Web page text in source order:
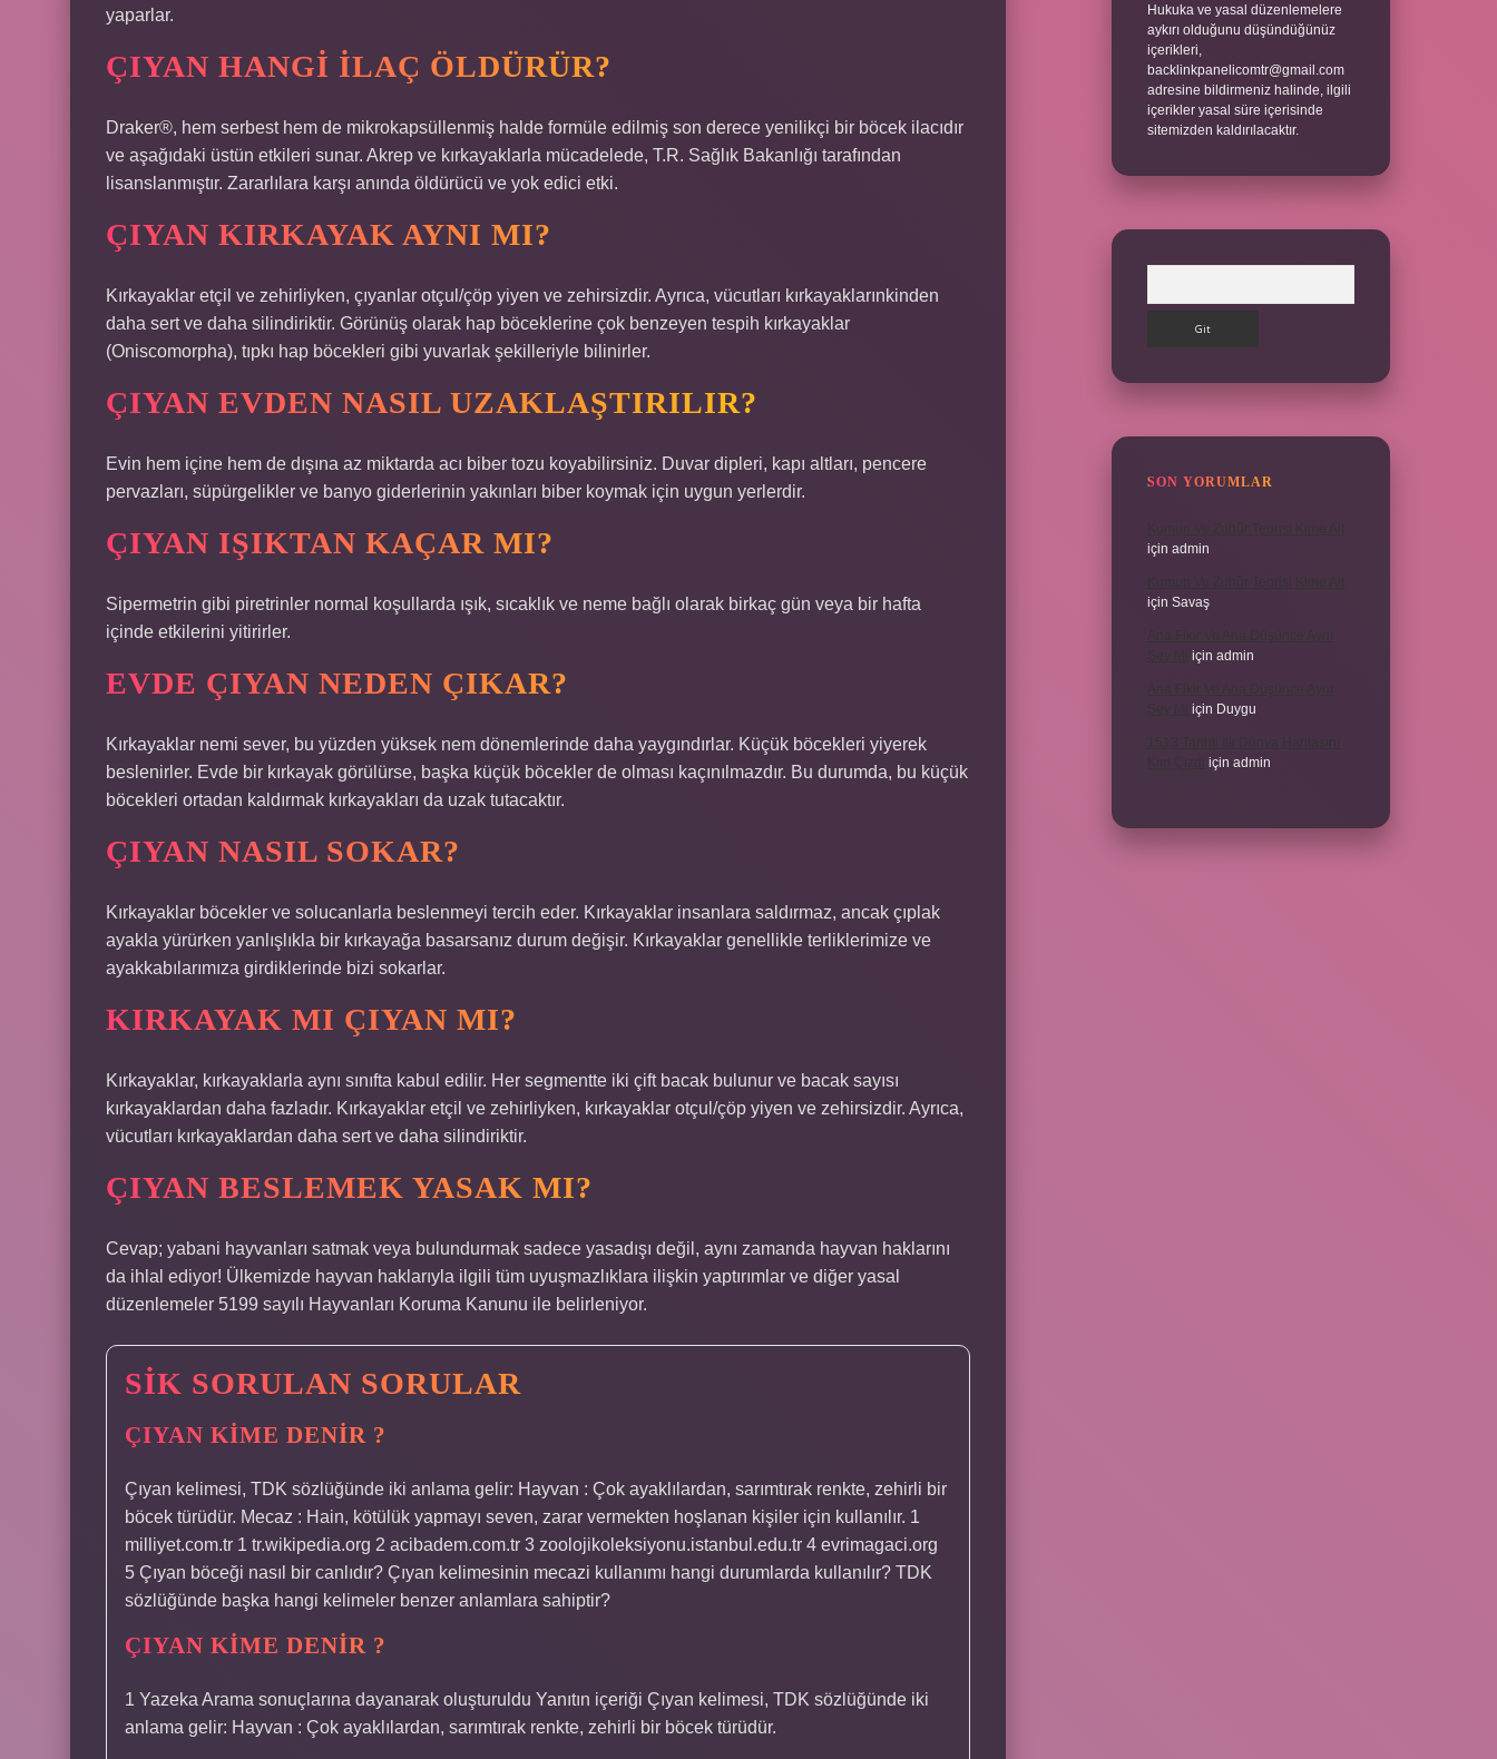
yaparlar.
ÇIYAN HANGI ILAÇ ÖLDÜRÜR?
Draker®, hem serbest hem de mikrokapsüllenmiş halde formüle edilmiş son derece yenilikçi bir böcek ilacıdır
ve aşağıdaki üstün etkileri sunar. Akrep ve kırkayaklarla mücadelede, T.R. Sağlık Bakanlığı tarafından
lisanslanmıştır. Zararlılara karşı anında öldürücü ve yok edici etki.
ÇIYAN KIRKAYAK AYNI MI?
Kırkayaklar etçil ve zehirliyken, çıyanlar otçul/çöp yiyen ve zehirsizdir. Ayrıca, vücutları kırkayaklarınkinden
daha sert ve daha silindiriktir. Görünüş olarak hap böceklerine çok benzeyen tespih kırkayaklar
(Oniscomorpha), tıpkı hap böcekleri gibi yuvarlak şekilleriyle bilinirler.
ÇIYAN EVDEN NASIL UZAKLAŞTIRILIR?
Evin hem içine hem de dışına az miktarda acı biber tozu koyabilirsiniz. Duvar dipleri, kapı altları, pencere
pervazları, süpürgelikler ve banyo giderlerinin yakınları biber koymak için uygun yerlerdir.
ÇIYAN IŞIKTAN KAÇAR MI?
Sipermetrin gibi piretrinler normal koşullarda ışık, sıcaklık ve neme bağlı olarak birkaç gün veya bir hafta
içinde etkilerini yitirirler.
EVDE ÇIYAN NEDEN ÇIKAR?
Kırkayaklar nemi sever, bu yüzden yüksek nem dönemlerinde daha yaygındırlar. Küçük böcekleri yiyerek
beslenirler. Evde bir kırkayak görülürse, başka küçük böcekler de olması kaçınılmazdır. Bu durumda, bu küçük
böcekleri ortadan kaldırmak kırkayakları da uzak tutacaktır.
ÇIYAN NASIL SOKAR?
Kırkayaklar böcekler ve solucanlarla beslenmeyi tercih eder. Kırkayaklar insanlara saldırmaz, ancak çıplak
ayakla yürürken yanlışlıkla bir kırkayağa basarsanız durum değişir. Kırkayaklar genellikle terliklerimize ve
ayakkabılarımıza girdiklerinde bizi sokarlar.
KIRKAYAK MI ÇIYAN MI?
Kırkayaklar, kırkayaklarla aynı sınıfta kabul edilir. Her segmentte iki çift bacak bulunur ve bacak sayısı
kırkayaklardan daha fazladır. Kırkayaklar etçil ve zehirliyken, kırkayaklar otçul/çöp yiyen ve zehirsizdir. Ayrıca,
vücutları kırkayaklardan daha sert ve daha silindiriktir.
ÇIYAN BESLEMEK YASAK MI?
Cevap; yabani hayvanları satmak veya bulundurmak sadece yasadışı değil, aynı zamanda hayvan haklarını
da ihlal ediyor! Ülkemizde hayvan haklarıyla ilgili tüm uyuşmazlıklara ilişkin yaptırımlar ve diğer yasal
düzenlemeler 5199 sayılı Hayvanları Koruma Kanunu ile belirleniyor.
SIK SORULAN SORULAR
ÇIYAN KIME DENIR ?
Çıyan kelimesi, TDK sözlüğünde iki anlama gelir: Hayvan : Çok ayaklılardan, sarımtırak renkte, zehirli bir
böcek türüdür. Mecaz : Hain, kötülük yapmayı seven, zarar vermekten hoşlanan kişiler için kullanılır. 1
milliyet.com.tr 1 tr.wikipedia.org 2 acibadem.com.tr 3 zoolojikoleksiyonu.istanbul.edu.tr 4 evrimagaci.org
5 Çıyan böceği nasıl bir canlıdır? Çıyan kelimesinin mecazi kullanımı hangi durumlarda kullanılır? TDK
sözlüğünde başka hangi kelimeler benzer anlamlara sahiptir?
ÇIYAN KIME DENIR ?
1 Yazeka Arama sonuçlarına dayanarak oluşturuldu Yanıtın içeriği Çıyan kelimesi, TDK sözlüğünde iki
anlama gelir: Hayvan : Çok ayaklılardan, sarımtırak renkte, zehirli bir böcek türüdür.
Hukuka ve yasal düzenlemelere
aykırı olduğunu düşündüğünüz
içerikleri,
backlinkpanelicomtr@gmail.com
adresine bildirmeniz halinde, ilgili
içerikler yasal süre içerisinde
sitemizden kaldırılacaktır.
SON YORUMLAR
için admin
için Savaş
için admin
için Duygu
için admin